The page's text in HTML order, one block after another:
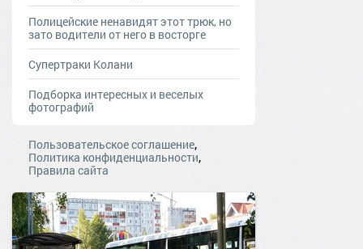
Полицейские ненавидят этот трюк, но
зато водители от него в восторге
Супертраки Колани
Подборка интересных и веселых
фотографий
Пользовательское соглашение,
Политика конфиденциальности,
Правила сайта